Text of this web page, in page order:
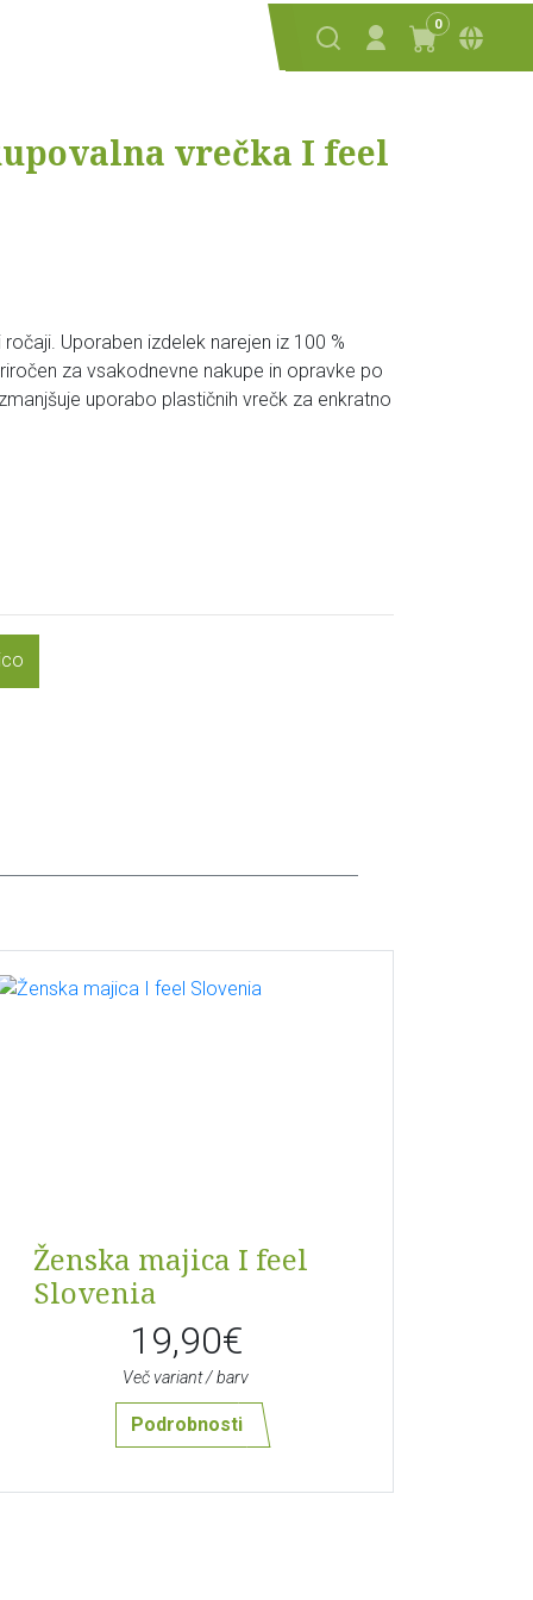
0
vrečka I feel
Uporaben izdelek narejen iz 100 %
za vsakodnevne nakupe in opravke po
uporabo plastičnih vrečk za enkratno
Ženska majica I feel
Slovenia
19,90€
Več variant / barv
Podrobnosti